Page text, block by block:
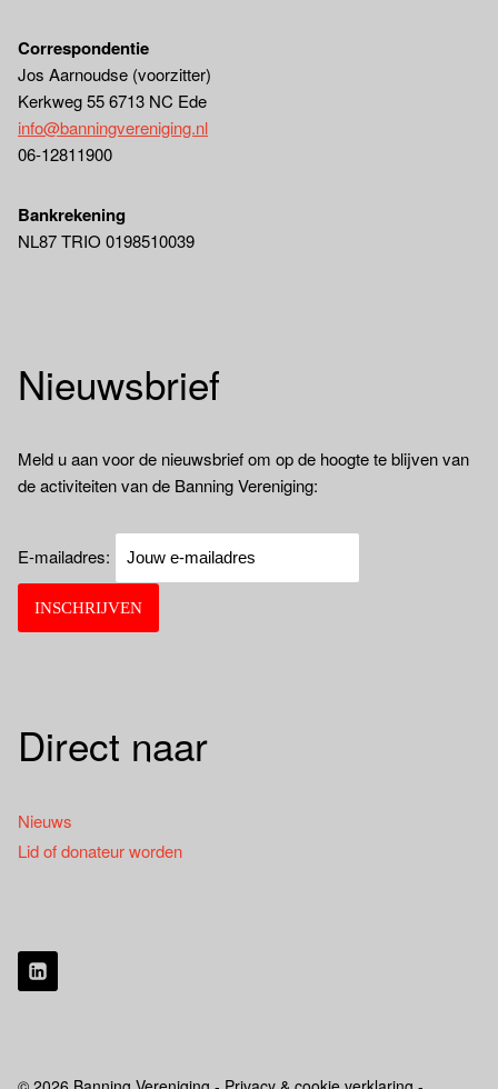
Correspondentie
Jos Aarnoudse (voorzitter)
Kerkweg 55 6713 NC Ede
info@banningvereniging.nl
06-12811900
Bankrekening
NL87 TRIO 0198510039
Nieuwsbrief
Meld u aan voor de nieuwsbrief om op de hoogte te blijven van
de activiteiten van de Banning Vereniging:
E-mailadres:
Direct naar
Nieuws
Lid of donateur worden